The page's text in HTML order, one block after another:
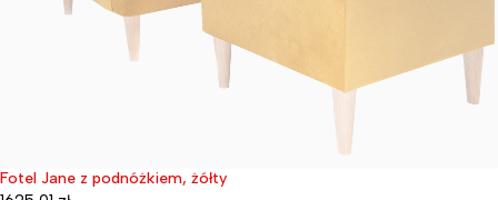
Wyprzedane
Fotel Jane z podnóżkiem, żółty